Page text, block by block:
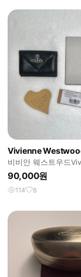
Vivienne
비비안 웨스트우드
orb 미니 반지갑 풀박
90,000원
114 8